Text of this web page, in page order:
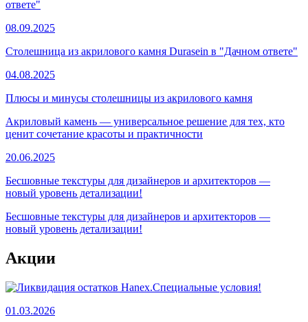
08.09.2025
Столешница из акрилового камня Durasein в "Дачном ответе"
04.08.2025
Плюсы и минусы столешницы из акрилового камня
Акриловый камень — универсальное решение для тех, кто
ценит сочетание красоты и практичности
20.06.2025
Бесшовные текстуры для дизайнеров и архитекторов —
новый уровень детализации!
Бесшовные текстуры для дизайнеров и архитекторов —
новый уровень детализации!
Акции
01.03.2026